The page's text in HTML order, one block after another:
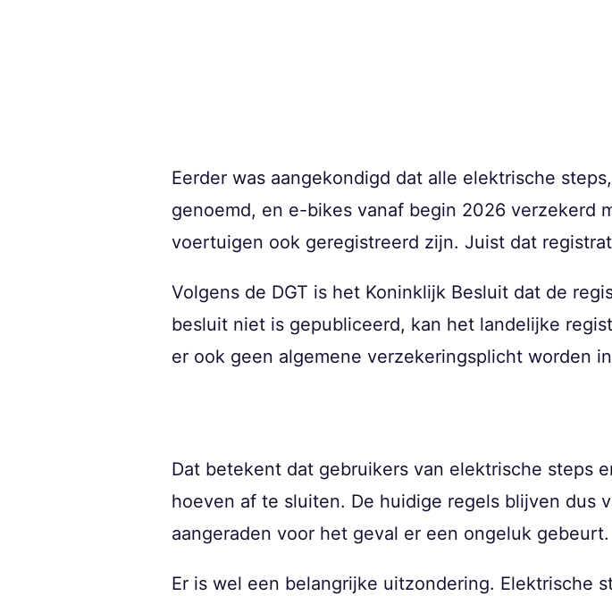
Eerder was aangekondigd dat alle elektrische
genoemd, en e-bikes vanaf begin 2026 verzekerd
voertuigen ook geregistreerd zijn. Juist dat
Volgens de DGT is het Koninklijk Besluit dat de
besluit niet is gepubliceerd, kan het landelijke
er ook geen algemene verzekeringsplicht worden
Dat betekent dat gebruikers van elektrische steps
hoeven af te sluiten. De huidige regels blijven dus
aangeraden voor het geval er een ongeluk gebeurt.
Er is wel een belangrijke uitzondering. Elektrische